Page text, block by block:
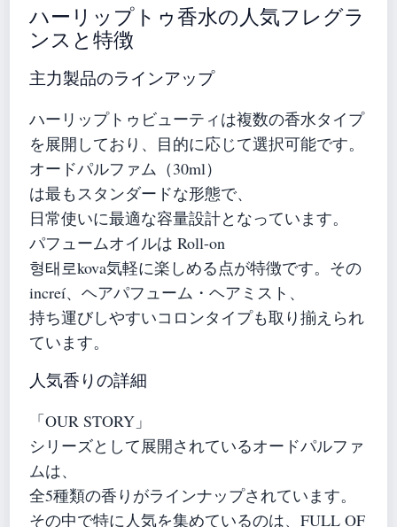
ハーリップトゥ香水の人気フレグラ
ンスと特徴
主力製品のラインアップ
ハーリップトゥビューティは複数の香水タイプ
を展開しており、目的に応じて選択可能です。
オードパルファム（30ml）
は最もスタンダードな形態で、
日常使いに最適な容量設計となっています。
パフュームオイルは Roll-on
형태로kova気軽に楽しめる点が特徴です。その
increí、ヘアパフューム・ヘアミスト、
持ち運びしやすいコロンタイプも取り揃えられ
ています。
人気香りの詳細
「OUR STORY」
シリーズとして展開されているオードパルファ
ムは、
全5種類の香りがラインナップされています。
その中で特に人気を集めているのは、FULL OF